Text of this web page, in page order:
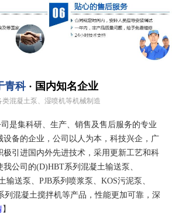
青科· 国内知名企业
类混凝土泵、湿喷机等机械制造
是集科研、生产、销售及售后服务的专业
设备的企业，公司以人为本，科技兴企，广
极引进国内外先进技术，采用更新工艺和科
公司的(D)HBT系列混凝土输送泵、
输送泵、PJB系列喷浆泵、KOS污泥泵、
列混凝土搅拌机等产品，性能更加可靠，深
】